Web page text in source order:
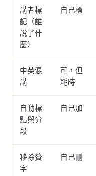
講者標
記（誰
說了什
麼）
自己標
中英混
講
可，但
耗時
自動標
點與分
段
自己加
移除贅
字
自己刪